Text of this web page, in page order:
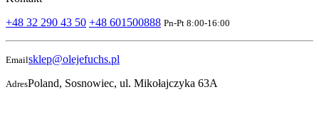
+48 32 290 43 50 +48 601500888 Pn-Pt 8:00-16:00
Emailsklep@olejefuchs.pl
AdresPoland, Sosnowiec, ul. Mikołajczyka 63A